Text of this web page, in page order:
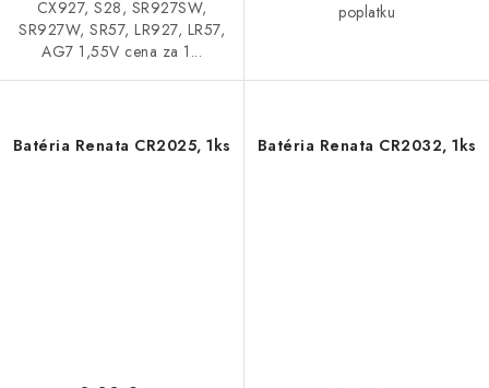
CX927, S28, SR927SW,
SR927W, SR57, LR927, LR57,
AG7 1,55V cena za 1...
poplatku
Batéria Renata CR2025, 1ks Batéria Renata CR2032, 1ks